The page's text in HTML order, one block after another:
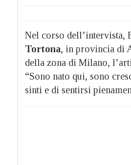
Nel corso dell’intervista,
Tortona, in provincia di
della zona di Milano,
“Sono nato qui, sono
sinti e di sentirsi